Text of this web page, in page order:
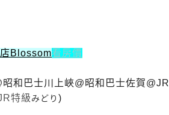
Blossom看房價
昭和巴士川上峽@昭和巴士佐賀@JR
特級みどり )